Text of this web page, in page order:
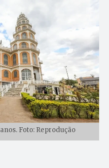
Foto: Reprodução